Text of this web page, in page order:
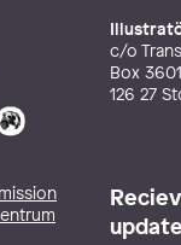
c/o
Box 3601
126 27